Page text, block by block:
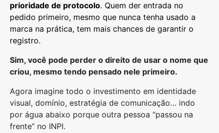
prioridade de protocolo. Quem der entrada no
pedido primeiro, mesmo que nunca tenha usado a
marca na prática, tem mais chances de garantir o
registro.
Sim, você pode perder o direito de usar o nome que
criou, mesmo tendo pensado nele primeiro.
Agora imagine todo o investimento em identidade
visual, domínio, estratégia de comunicação… indo
por água abaixo porque outra pessoa “passou na
frente” no INPI.